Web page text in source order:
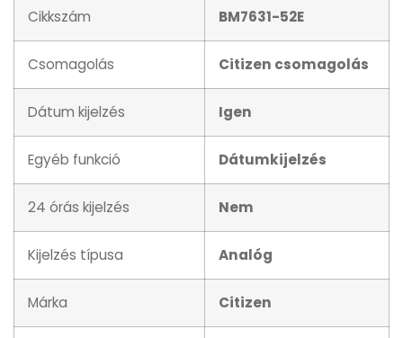
Cikkszám BM7631-52E
Csomagolás Citizen csomagolás
Dátum kijelzés Igen
Egyéb funkció Dátumkijelzés
24 órás kijelzés Nem
Kijelzés típusa Analóg
Márka Citizen